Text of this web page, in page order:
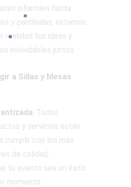
infantiles hasta
y parrilladas, estamos
realidad tus ideas y
inolvidables juntos.
a Sillas y Mesas
: Todos
y servicios están
cumplir con los más
de calidad,
tu evento sea un éxito
momento.